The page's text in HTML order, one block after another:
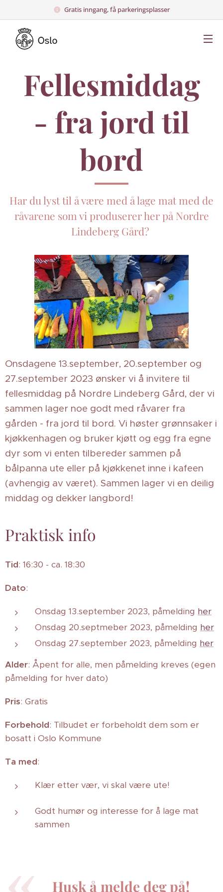
Gratis inngang, få parkeringsplasser
Fellesmiddag
- fra jord til
bord
Har du lyst til å være med å lage mat med de
råvarene som vi produserer her på Nordre
Lindeberg Gård?
Onsdagene 13.september, 20.september og
27.september 2023 ønsker vi å invitere til
fellesmiddag på Nordre Lindeberg Gård, der vi
sammen lager noe godt med råvarer fra
gården - fra jord til bord. Vi høster grønnsaker i
kjøkkenhagen og bruker kjøtt og egg fra egne
dyr som vi enten tilbereder sammen på
bålpanna ute eller på kjøkkenet inne i kafeen
(avhengig av været). Sammen lager vi en deilig
middag og dekker langbord!
Praktisk info
Tid: 16:30 - ca. 18:30
Dato:
Onsdag 13.september 2023, påmelding her
Onsdag 20.septmeber 2023, påmelding her
Onsdag 27.september 2023, påmelding her
Alder: Åpent for alle, men påmelding kreves (egen
påmelding for hver dato)
Pris: Gratis
Forbehold: Tilbudet er forbeholdt dem som er
bosatt i Oslo Kommune
Ta med:
Klær etter vær, vi skal være ute!
Godt humør og interesse for å lage mat
sammen
Husk å melde deg på!